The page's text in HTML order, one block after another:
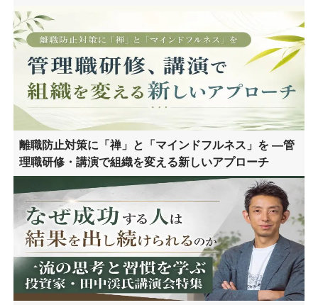
離職防止対策に「禅」と「マインドフルネス」を ―管
理職研修・講演で組織を変える新しいアプローチ